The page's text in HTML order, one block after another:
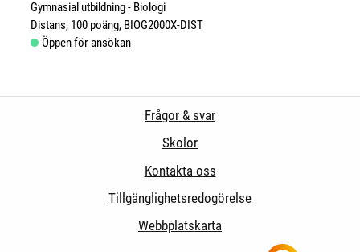
Gymnasial utbildning
Biologi
Distans 100 poäng BIOG2000X-DIST
Öppen för ansökan
Frågor & svar
Skolor
Kontakta oss
Tillgänglighetsredogörelse
Webbplatskarta